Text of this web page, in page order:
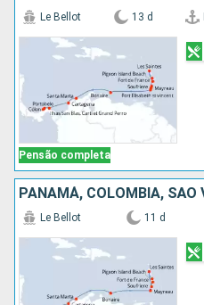
Pensão completa
Le Bellot 13 d
Le Bellot 11 d